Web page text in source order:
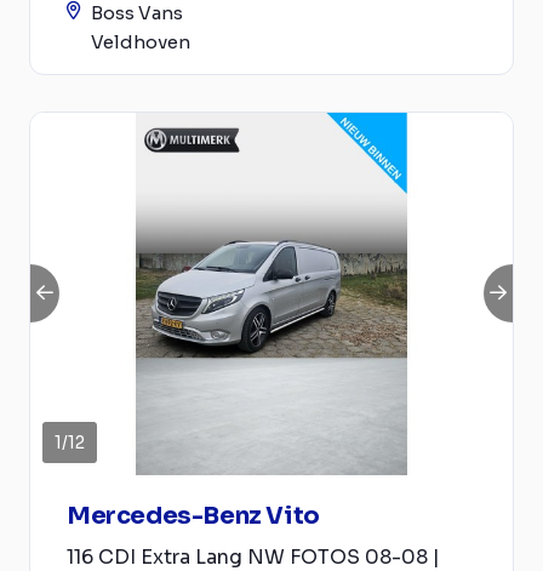
Boss Vans
Veldhoven
1/12
Mercedes-Benz Vito
116 CDI Extra Lang NW FOTOS 08-08 |